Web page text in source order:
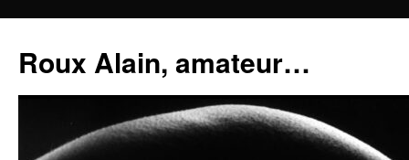
contenu
Roux Alain, amateur…